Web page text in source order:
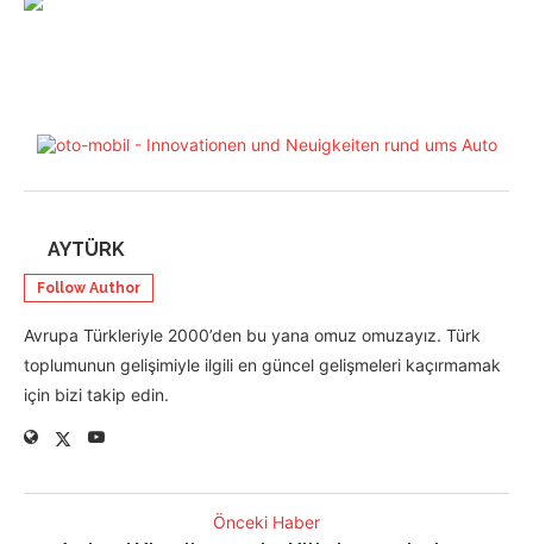
AYTÜRK
Follow Author
Avrupa Türkleriyle 2000’den bu yana omuz omuzayız. Türk
toplumunun gelişimiyle ilgili en güncel gelişmeleri kaçırmamak
için bizi takip edin.
Önceki Haber